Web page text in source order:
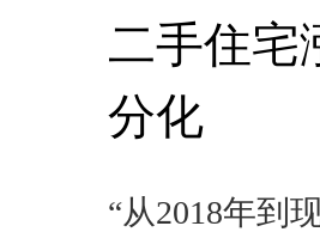
二手住宅
分化
“从2018年到